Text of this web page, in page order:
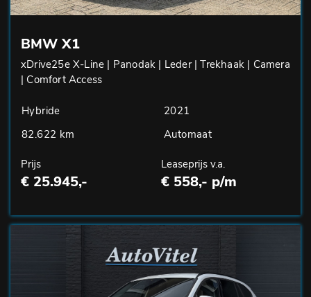
BMW X1
xDrive25e X-Line | Panodak | Leder | Trekhaak | Camera
| Comfort Access
Hybride
2021
82.622 km
Automaat
Prijs
€ 25.945,-
Leaseprijs v.a.
€ 558,- p/m